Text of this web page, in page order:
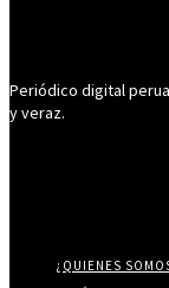
Periódico digital
y veraz.
¿QUIENES